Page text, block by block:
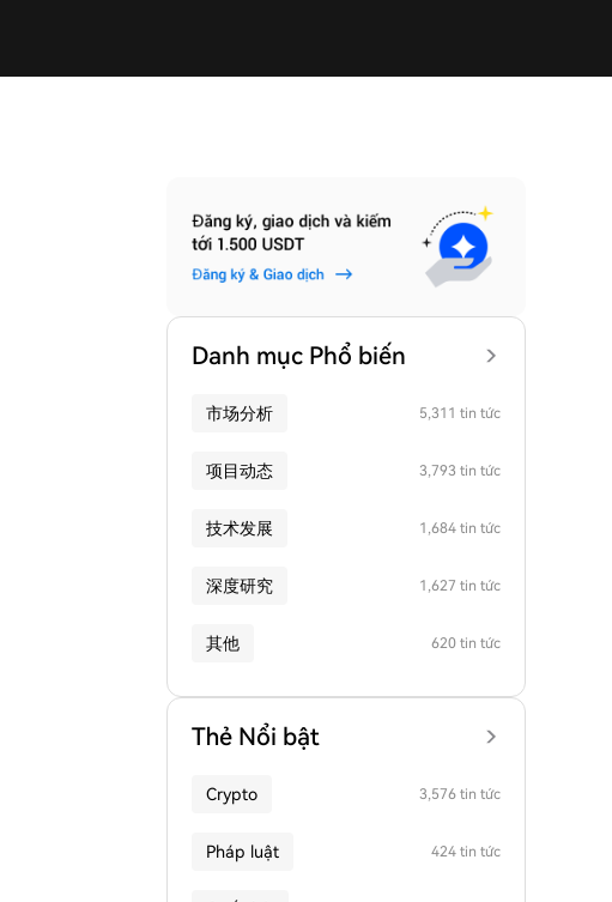
Danh mục Phổ biến
市场分析 5,311 tin tức
项目动态 3,793 tin tức
技术发展 1,684 tin tức
深度研究 1,627 tin tức
其他 620 tin tức
Thẻ Nổi bật
Crypto 3,576 tin tức
Pháp luật 424 tin tức